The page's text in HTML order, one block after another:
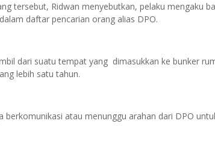
tersebut, Ridwan menyebutkan, pelaku mengaku
daftar pencarian orang alias DPO.
dari suatu tempat yang dimasukkan ke bunker
lebih satu tahun.
berkomunikasi atau menunggu arahan dari DPO